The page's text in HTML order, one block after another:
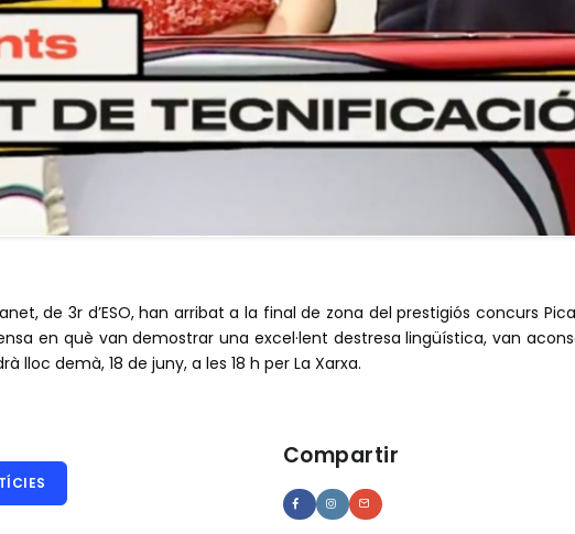
de 3r d’ESO, han arribat a la final de zona del prestigiós concurs
en què van demostrar una excel·lent destresa lingüística, van
lloc demà, 18 de juny, a les 18 h per La Xarxa.
Compartir